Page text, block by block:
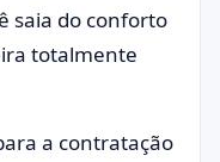
saia do conforto
totalmente
a contratação